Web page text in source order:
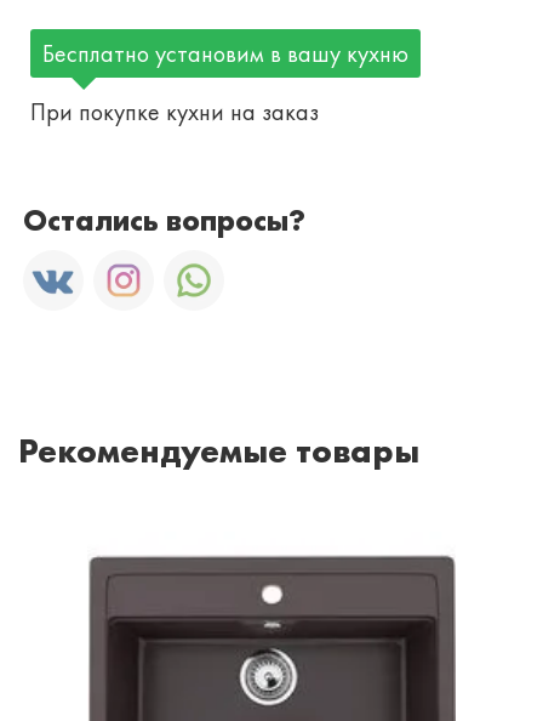
Бесплатно установим в вашу кухню
При покупке кухни на заказ
Остались вопросы?
Рекомендуемые товары